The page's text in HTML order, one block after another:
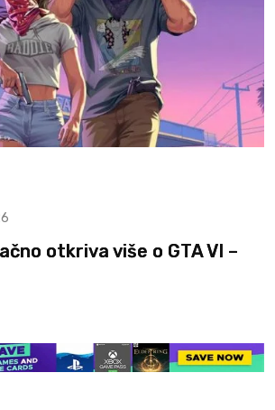
otkriva više o GTA VI –